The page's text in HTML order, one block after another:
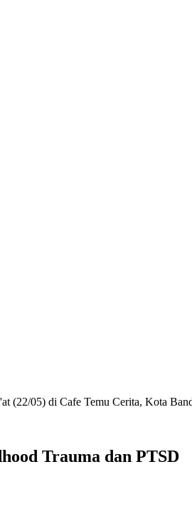
(22/05) di Cafe Temu Cerita, Kota
Trauma dan PTSD